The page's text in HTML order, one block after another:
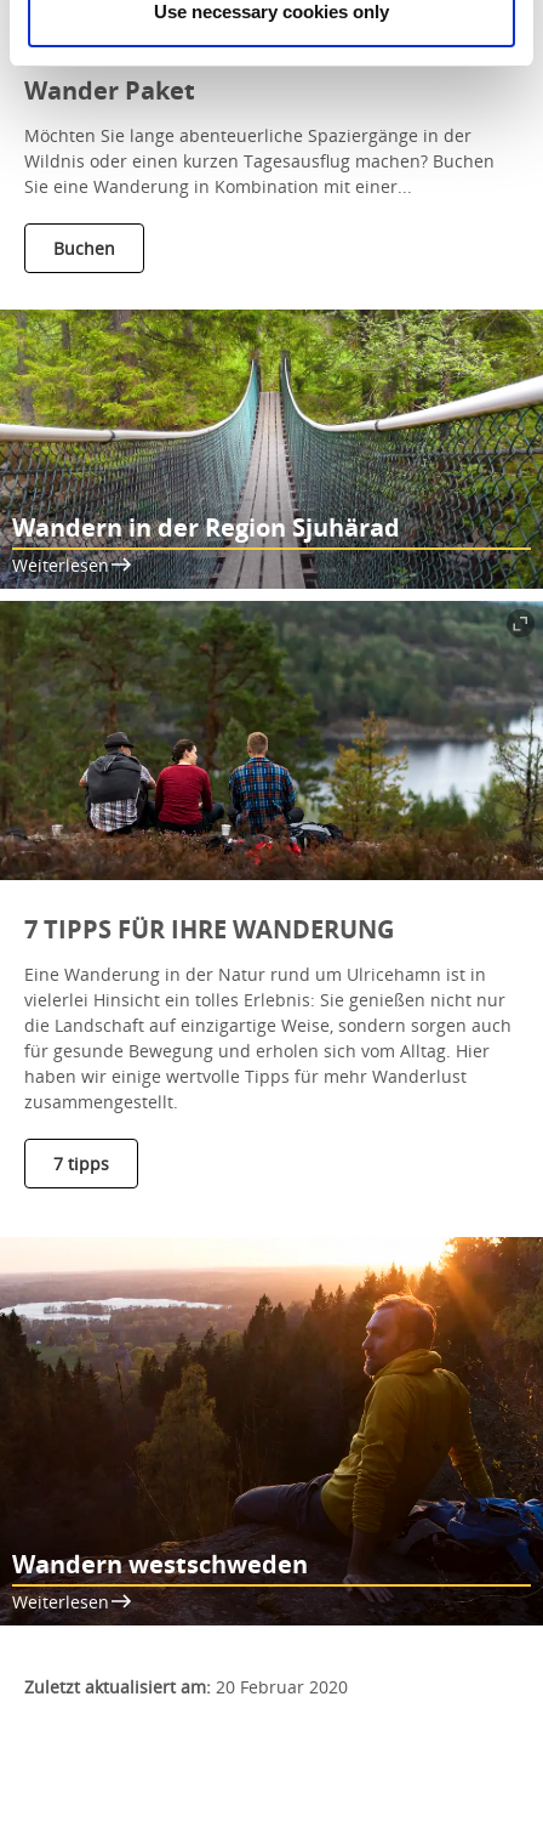
Use necessary cookies only
Wander Paket
Möchten Sie lange abenteuerliche Spaziergänge in der
Wildnis oder einen kurzen Tagesausflug machen? Buchen
Sie eine Wanderung in Kombination mit einer...
Buchen
Wandern in der Region Sjuhärad
Weiterlesen
7 TIPPS FÜR IHRE WANDERUNG
Eine Wanderung in der Natur rund um Ulricehamn ist in
vielerlei Hinsicht ein tolles Erlebnis: Sie genießen nicht nur
die Landschaft auf einzigartige Weise, sondern sorgen auch
für gesunde Bewegung und erholen sich vom Alltag. Hier
haben wir einige wertvolle Tipps für mehr Wanderlust
zusammengestellt.
7 tipps
Wandern westschweden
Weiterlesen
Zuletzt aktualisiert am: 20 Februar 2020